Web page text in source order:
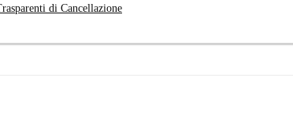
di Cancellazione